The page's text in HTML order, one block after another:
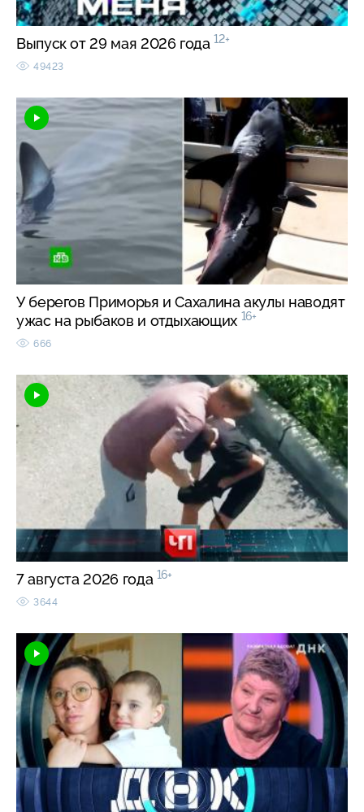
Выпуск от 29 мая 2026 года 12+
49423
У берегов Приморья и Сахалина акулы наводят
ужас на рыбаков и отдыхающих 16+
666
7 августа 2026 года 16+
3644